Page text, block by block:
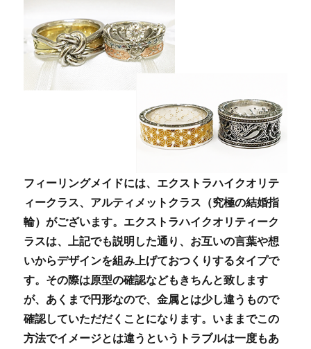
フィーリングメイドには、エクストラハイクオリテ
ィークラス、アルティメットクラス（究極の結婚指
輪）がございます。エクストラハイクオリティーク
ラスは、上記でも説明した通り、お互いの言葉や想
いからデザインを組み上げておつくりするタイプで
す。その際は原型の確認などもきちんと致します
が、あくまで円形なので、金属とは少し違うもので
確認していただだくことになります。いままでこの
方法でイメージとは違うというトラブルは一度もあ